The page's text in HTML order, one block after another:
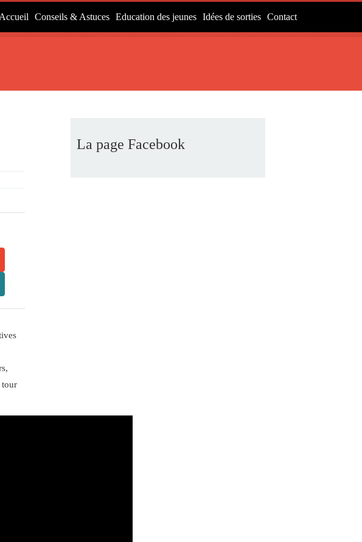
Accueil Conseils & Astuces Education des jeunes Idées de sorties Contact
tour
La page Facebook